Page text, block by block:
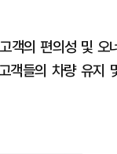
객의 편의성 및 오
객들의 차량 유지